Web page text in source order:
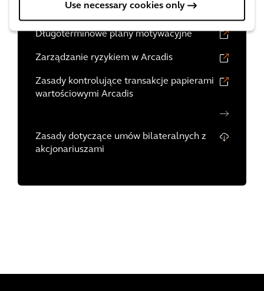
Use necessary cookies only
Wynagrodzenie
Długoterminowe plany motywacyjne
Zarządzanie ryzykiem w Arcadis
Zasady kontrolujące transakcje papierami
wartościowymi Arcadis
Zasady dotyczące umów bilateralnych z
akcjonariuszami